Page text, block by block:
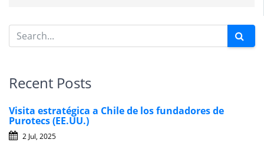
Recent Posts
Visita estratégica a Chile de los fundadores de
Purotecs (EE.UU.)
2 Jul, 2025